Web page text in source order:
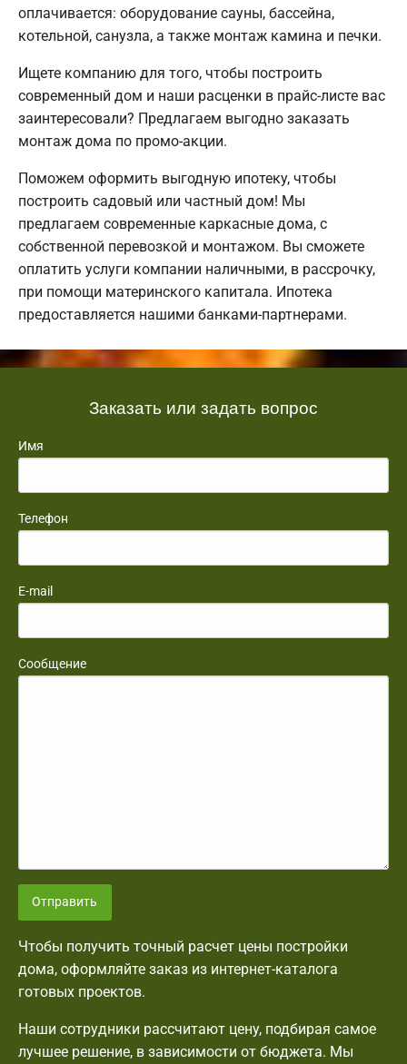
оплачивается: оборудование сауны, бассейна,
котельной, санузла, а также монтаж камина и печки.
Ищете компанию для того, чтобы построить
современный дом и наши расценки в прайс-листе вас
заинтересовали? Предлагаем выгодно заказать
монтаж дома по промо-акции.
Поможем оформить выгодную ипотеку, чтобы
построить садовый или частный дом! Мы
предлагаем современные каркасные дома, с
собственной перевозкой и монтажом. Вы сможете
оплатить услуги компании наличными, в рассрочку,
при помощи материнского капитала. Ипотека
предоставляется нашими банками-партнерами.
Заказать или задать вопрос
Имя
Телефон
E-mail
Сообщение
Отправить
Чтобы получить точный расчет цены постройки
дома, оформляйте заказ из интернет-каталога
готовых проектов.
Наши сотрудники рассчитают цену, подбирая самое
лучшее решение, в зависимости от бюджета. Мы